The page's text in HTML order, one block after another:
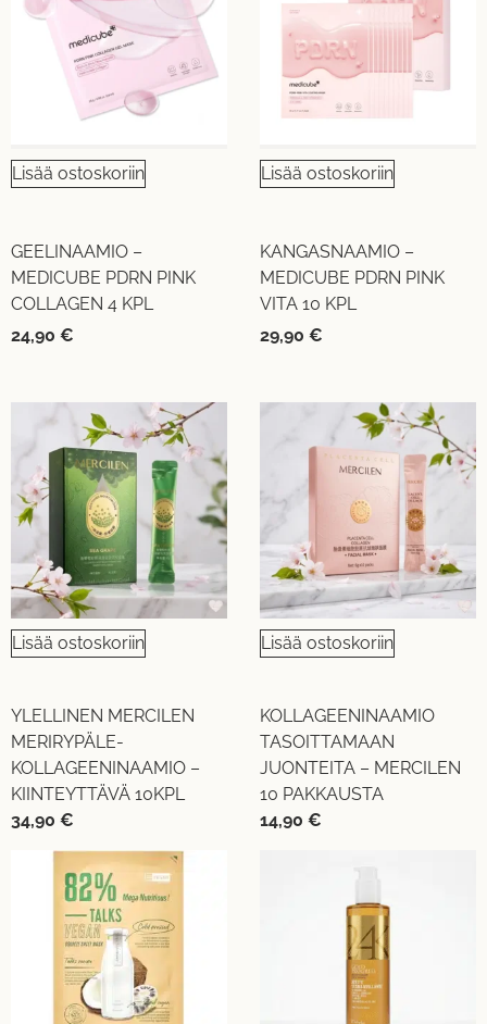
Lisää ostoskoriin
GEELINAAMIO –
MEDICUBE PDRN PINK
COLLAGEN 4 KPL
24,90 €
Lisää ostoskoriin
KANGASNAAMIO –
MEDICUBE PDRN PINK
VITA 10 KPL
29,90 €
Lisää ostoskoriin
YLELLINEN MERCILEN
MERIRYPÄLE-
KOLLAGEENINAAMIO –
KIINTEYTTÄVÄ 10KPL
34,90 €
Lisää ostoskoriin
KOLLAGEENINAAMIO
TASOITTAMAAN
JUONTEITA – MERCILEN
10 PAKKAUSTA
14,90 €